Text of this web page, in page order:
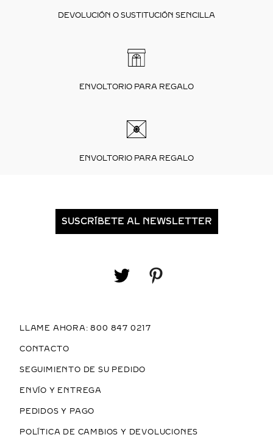
DEVOLUCIÓN O SUSTITUCIÓN SENCILLA
ENVOLTORIO PARA REGALO
ENVOLTORIO PARA REGALO
SUSCRÍBETE AL NEWSLETTER
LLAME AHORA: 800 847 0217
CONTACTO
SEGUIMIENTO DE SU PEDIDO
ENVÍO Y ENTREGA
PEDIDOS Y PAGO
POLÍTICA DE CAMBIOS Y DEVOLUCIONES